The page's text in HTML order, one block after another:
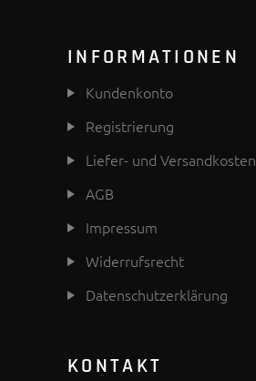
INFORMATIONEN
Kundenkonto
Registrierung
Liefer- und Versandkosten
AGB
Impressum
Widerrufsrecht
Datenschutzerklärung
KONTAKT